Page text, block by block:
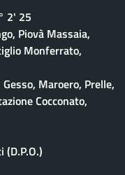
2' 25
Piovà Massaia,
Monferrato,
Maroero, Prelle,
Cocconato,